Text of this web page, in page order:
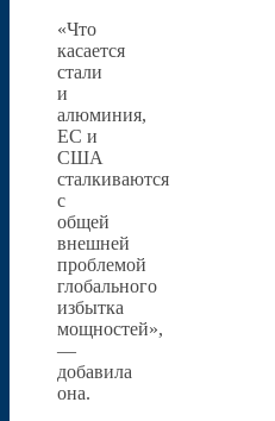
«Что
касается
стали
и
алюминия,
ЕС и
США
сталкиваются
с
общей
внешней
проблемой
глобального
избытка
мощностей»,
—
добавила
она.